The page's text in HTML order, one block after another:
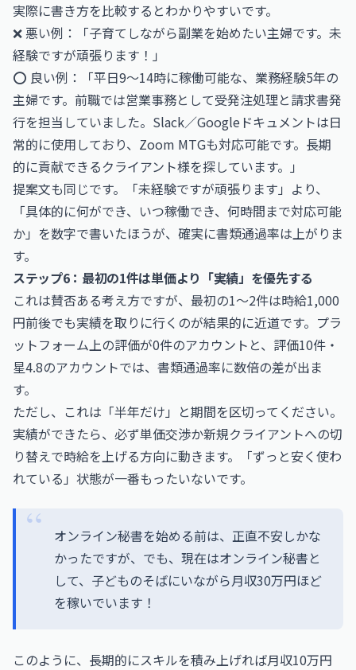
実際に書き方を比較するとわかりやすいです。
❌ 悪い例：「子育てしながら副業を始めたい主婦です。未
経験ですが頑張ります！」
⭕ 良い例：「平日9〜14時に稼働可能な、業務経験5年の
主婦です。前職では営業事務として受発注処理と請求書発
行を担当していました。Slack／Googleドキュメントは日
常的に使用しており、Zoom MTGも対応可能です。長期
的に貢献できるクライアント様を探しています。」
提案文も同じです。「未経験ですが頑張ります」より、
「具体的に何ができ、いつ稼働でき、何時間まで対応可能
か」を数字で書いたほうが、確実に書類通過率は上がりま
す。
ステップ6：最初の1件は単価より「実績」を優先する
これは賛否ある考え方ですが、最初の1〜2件は時給1,000
円前後でも実績を取りに行くのが結果的に近道です。プラ
ットフォーム上の評価が0件のアカウントと、評価10件・
星4.8のアカウントでは、書類通過率に数倍の差が出ま
す。
ただし、これは「半年だけ」と期間を区切ってください。
実績ができたら、必ず単価交渉か新規クライアントへの切
り替えで時給を上げる方向に動きます。「ずっと安く使わ
れている」状態が一番もったいないです。
オンライン秘書を始める前は、正直不安しかな
かったですが、でも、現在はオンライン秘書と
して、子どものそばにいながら月収30万円ほど
を稼いでいます！
このように、長期的にスキルを積み上げれば月収10万円